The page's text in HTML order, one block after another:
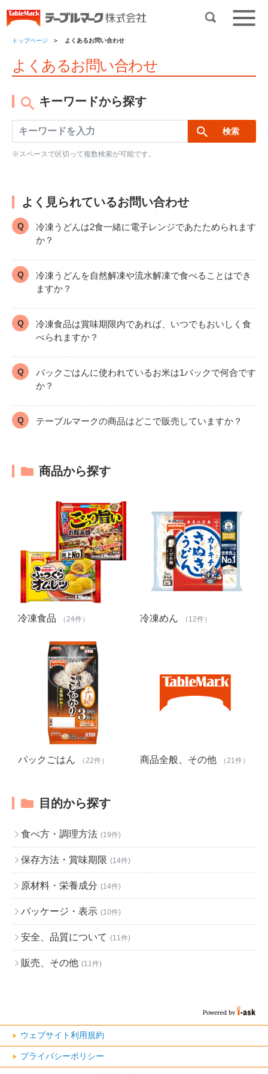
トップページ よくあるお問い合わせ
よくあるお問い合わせ
キーワードから探す
※スペースで区切って複数検索が可能です。
よく見られているお問い合わせ
冷凍うどんは2食一緒に電子レンジであたためられます
か？
冷凍うどんを自然解凍や流水解凍で食べることはでき
ますか？
冷凍食品は賞味期限内であれば、いつでもおいしく食
べられますか？
パックごはんに使われているお米は1パックで何合です
か？
テーブルマークの商品はどこで販売していますか？
商品から探す
冷凍食品 （24件） 冷凍めん （12件）
パックごはん （22件） 商品全般、その他 （21件）
目的から探す
食べ方・調理方法 (19件)
保存方法・賞味期限 (14件)
原材料・栄養成分 (14件)
パッケージ・表示 (10件)
安全、品質について (11件)
販売、その他 (11件)
ウェブサイト利用規約
プライバシーポリシー